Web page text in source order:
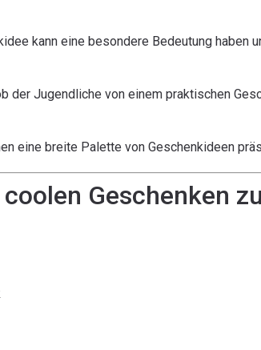
kann eine besondere Bedeutung haben
der Jugendliche von einem praktischen
eine breite Palette von Geschenkideen
Geschenken